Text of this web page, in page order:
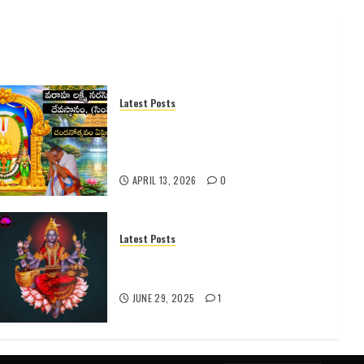
Latest Posts
APRIL 13, 2026 0
Latest Posts
JUNE 29, 2025 1